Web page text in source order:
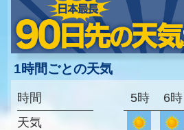
1時間ごとの天気
時間
天気
5時 6時